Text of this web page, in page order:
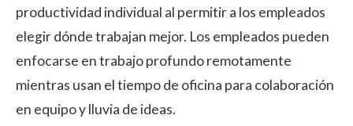
productividad individual al permitir a los empleados
elegir dónde trabajan mejor. Los empleados pueden
enfocarse en trabajo profundo remotamente
mientras usan el tiempo de oficina para colaboración
en equipo y lluvia de ideas.